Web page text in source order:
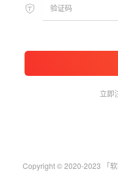
立即
Copyright © 2020-2023 「